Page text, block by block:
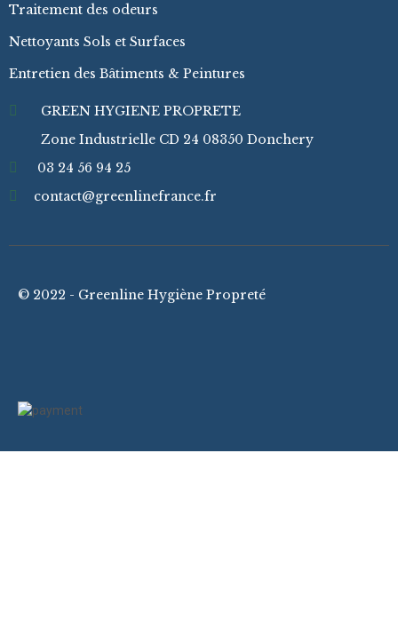
Traitement des odeurs
Nettoyants Sols et Surfaces
Entretien des Bâtiments & Peintures
GREEN HYGIENE PROPRETE
Zone Industrielle CD 24 08350 Donchery
03 24 56 94 25
contact@greenlinefrance.fr
© 2022 - Greenline Hygiène Propreté